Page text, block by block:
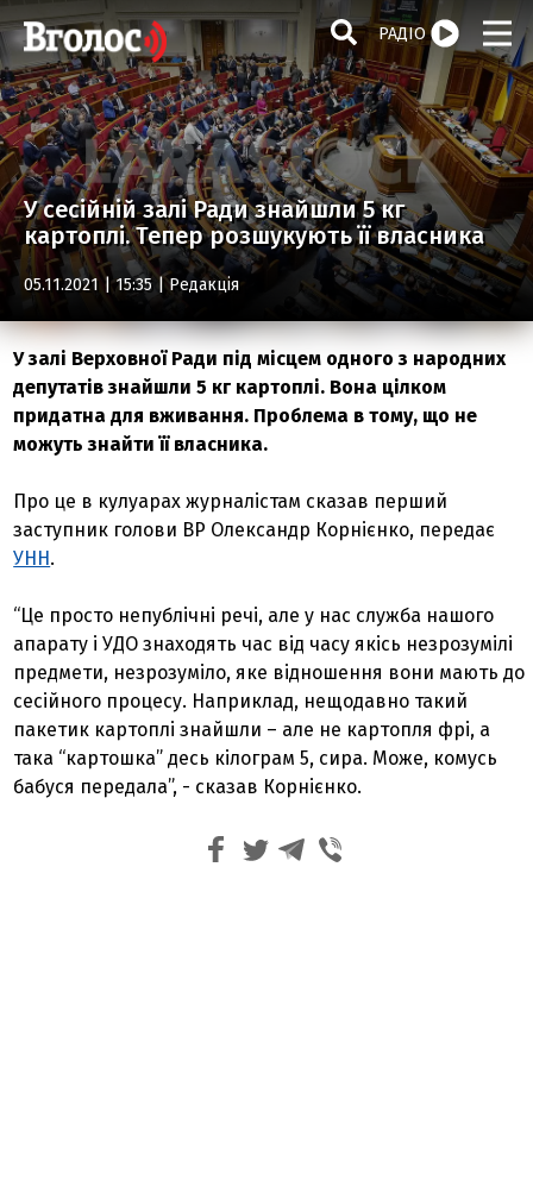
РАДІО
У сесійній залі Ради знайшли 5 кг
картоплі. Тепер розшукують її власника
05.11.2021 | 15:35 |Редакція
У залі Верховної Ради під місцем одного з народних
депутатів знайшли 5 кг картоплі. Вона цілком
придатна для вживання. Проблема в тому, що не
можуть знайти її власника.
Про це в кулуарах журналістам сказав перший
заступник голови ВР Олександр Корнієнко, передає
УНН.
“Це просто непублічні речі, але у нас служба нашого
апарату і УДО знаходять час від часу якісь незрозумілі
предмети, незрозуміло, яке відношення вони мають до
сесійного процесу. Наприклад, нещодавно такий
пакетик картоплі знайшли – але не картопля фрі, а
така “картошка” десь кілограм 5, сира. Може, комусь
бабуся передала”, - сказав Корнієнко.